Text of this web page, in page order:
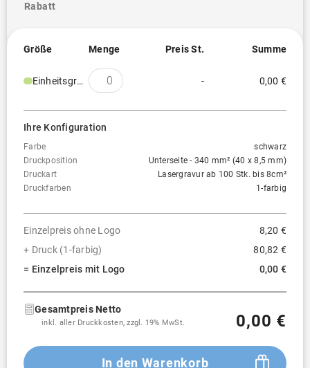
Rabatt
Größe Menge Preis St. Summe
Einheitsgröße - 0,00 €
Ihre Konfiguration
Farbe
schwarz
Druckposition
Unterseite - 340 mm² (40 x 8,5 mm)
Druckart
Lasergravur ab 100 Stk. bis 8cm²
Druckfarben
1-farbig
Einzelpreis ohne Logo
8,20 €
+ Druck (1-farbig)
80,82 €
= Einzelpreis mit Logo
0,00 €
Gesamtpreis Netto
inkl. aller Druckkosten, zzgl. 19% MwSt. 0,00 €
In den Warenkorb